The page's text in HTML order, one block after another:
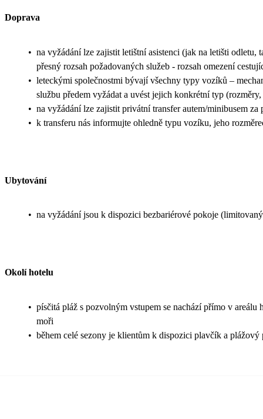
Doprava
• na vyžádání lze zajistit letištní asistenci (jak na letišti odletu,
přesný rozsah požadovaných služeb - rozsah omezení
• leteckými společnostmi bývají všechny typy vozíků –
službu předem vyžádat a uvést jejich konkrétní typ
• na vyžádání lze zajistit privátní transfer autem/minibusem
• k transferu nás informujte ohledně typu vozíku, jeho
Ubytování
• na vyžádání jsou k dispozici bezbariérové pokoje
Okolí hotelu
• písčitá pláž s pozvolným vstupem se nachází přímo v
moři
• během celé sezony je klientům k dispozici plavčík a plážový